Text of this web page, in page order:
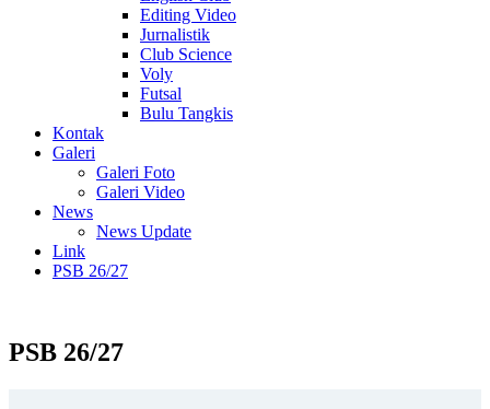
Editing Video
Jurnalistik
Club Science
Voly
Futsal
Bulu Tangkis
Kontak
Galeri
Galeri Foto
Galeri Video
News
News Update
Link
PSB 26/27
PSB 26/27